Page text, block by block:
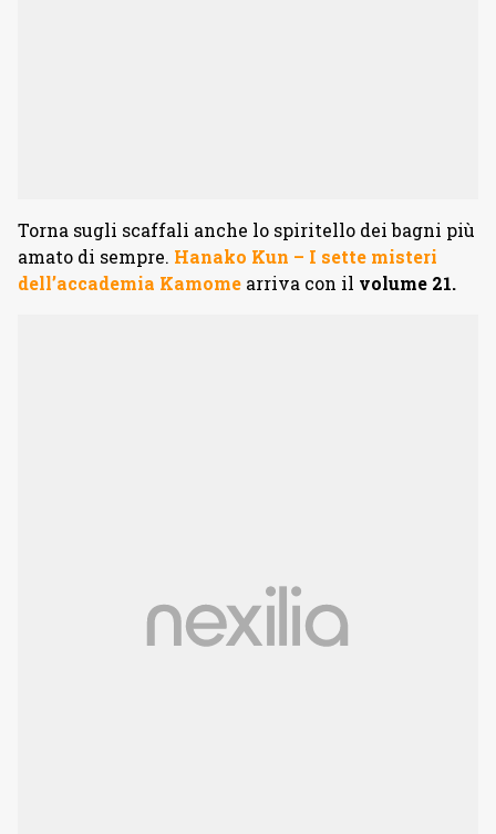
Torna sugli scaffali anche lo spiritello dei bagni più
amato di sempre. Hanako Kun – I sette misteri
dell’accademia Kamome arriva con il volume 21.